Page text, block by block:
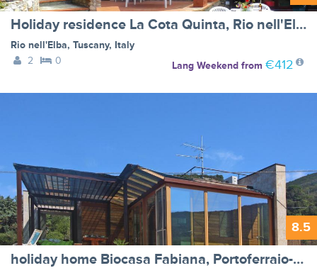
Holiday residence La Cota Quinta, Rio nell'Elba - Type A
Rio nell'Elba, Tuscany, Italy
2
0 Lang Weekendfrom €412
8.5
holiday home Biocasa Fabiana, Portoferraio-Magazzini